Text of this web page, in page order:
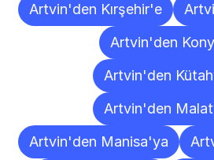
Artvin'den Kırşehir'e
Artvin'den
Artvin'den
Artvin'den
Artvin'den Manisa'ya